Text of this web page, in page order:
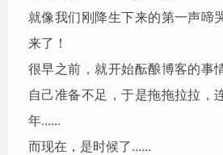
就像我们刚降生下来的第一声啼
来了！
很早之前，就开始酝酿博客的事
自己准备不足，于是拖拖拉拉，
年......
而现在，是时候了......